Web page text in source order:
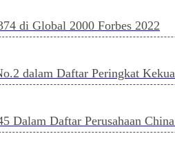
di Global 2000 Forbes 2022
dalam Daftar Peringkat
Dalam Daftar Perusahaan